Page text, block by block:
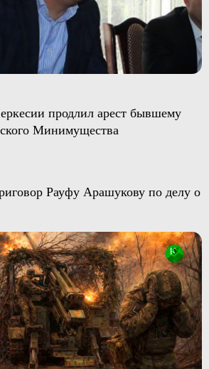
продлил арест бывшему
Минимущества
Рауфу Арашукову по делу о